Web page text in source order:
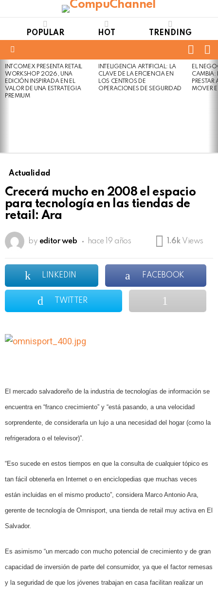
POPULAR HOT TRENDING
LATEST
STORIES
INTCOMEX PRESENTA RETAIL
WORKSHOP 2026, UNA
EDICIÓN INSPIRADA EN EL
VALOR DE UNA ESTRATEGIA
PREMIUM
INTELIGENCIA ARTIFICIAL: LA
CLAVE DE LA EFICIENCIA EN
LOS CENTROS DE
OPERACIONES DE SEGURIDAD
EL
CAMBIA:
MOVER
Actualidad
Crecerá mucho en 2008 el espacio
para tecnología en las tiendas de
retail: Ara
by editor web hace 19 años 1.6k Views
LINKEDIN FACEBOOK
TWITTER
El mercado salvadoreño de la industria de tecnologías de información se
encuentra en “franco crecimiento” y “está pasando, a una velocidad
sorprendente, de considerarla un lujo a una necesidad del hogar (como la
refrigeradora o el televisor)”.
“Eso sucede en estos tiempos en que la consulta de cualquier tópico es
tan fácil obtenerla en Internet o en enciclopedias que muchas veces
están incluidas en el mismo producto”, considera Marco Antonio Ara,
gerente de tecnología de Omnisport, una tienda de retail muy activa en El
Salvador.
Es asimismo “un mercado con mucho potencial de crecimiento y de gran
capacidad de inversión de parte del consumidor, ya que el factor remesas
y la seguridad de que los jóvenes trabajan en casa facilitan realizar un